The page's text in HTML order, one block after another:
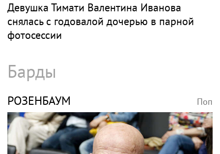
Девушка Тимати Валентина Иванова
снялась с годовалой дочерью в парной
фотосессии
Барды
РОЗЕНБАУМ Поп